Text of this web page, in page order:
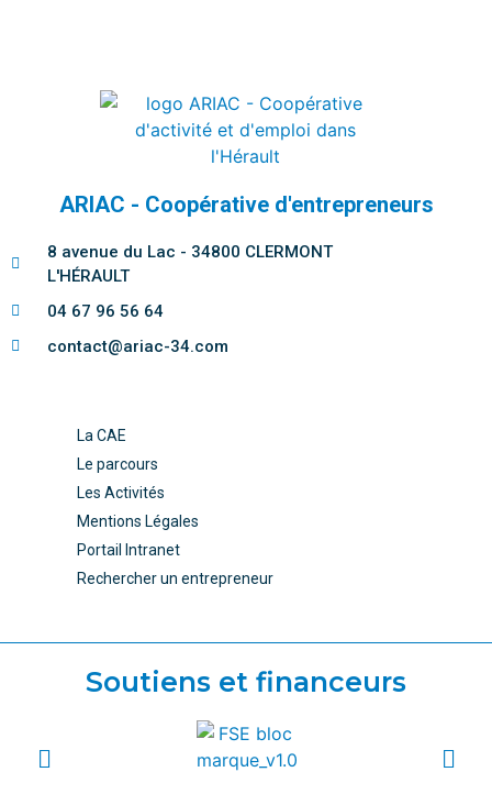
ARIAC - Coopérative d'entrepreneurs
8 avenue du Lac - 34800 CLERMONT
L'HÉRAULT
04 67 96 56 64
contact@ariac-34.com
La CAE
Le parcours
Les Activités
Mentions Légales
Portail Intranet
Rechercher un entrepreneur
Soutiens et financeurs